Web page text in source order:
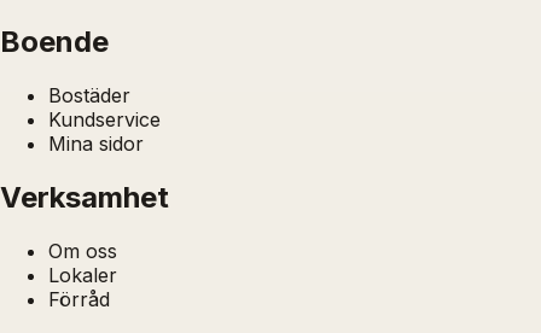
Boende
Bostäder
Kundservice
Mina sidor
Verksamhet
Om oss
Lokaler
Förråd